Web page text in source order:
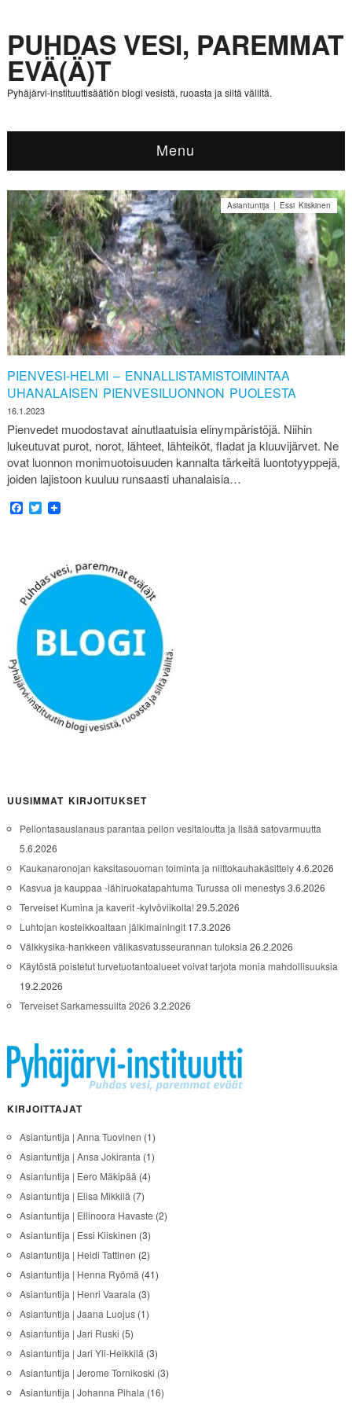
PUHDAS VESI, PAREMMAT
EVÄ(Ä)T
Pyhäjärvi-instituuttisäätiön blogi vesistä, ruoasta ja siltä väliltä.
Menu
PIENVESI-HELMI – ENNALLISTAMISTOIMINTAA
UHANALAISEN PIENVESILUONNON PUOLESTA
16.1.2023
Asiantuntija | Essi Kiiskinen
Pienvedet muodostavat ainutlaatuisia elinympäristöjä. Niihin
lukeutuvat purot, norot, lähteet, lähteiköt, fladat ja kluuvijärvet. Ne
ovat luonnon monimuotoisuuden kannalta tärkeitä luontotyyppejä,
joiden lajistoon kuuluu runsaasti uhanalaisia…
Facebook
Twitter
UUSIMMAT KIRJOITUKSET
Pellontasauslanaus parantaa pellon vesitaloutta ja lisää satovarmuutta
5.6.2026
Kaukanaronojan kaksitasouoman toiminta ja niittokauhakäsittely4.6.2026
Kasvua ja kauppaa -lähiruokatapahtuma Turussa oli menestys3.6.2026
Terveiset Kumina ja kaverit -kylvöviikolta!29.5.2026
Luhtojan kosteikkoaltaan jälkimainingit 17.3.2026
Välkkysika-hankkeen välikasvatusseurannan tuloksia 26.2.2026
Käytöstä poistetut turvetuotantoalueet voivat tarjota monia mahdollisuuksia
19.2.2026
Terveiset Sarkamessuilta 2026 3.2.2026
KIRJOITTAJAT
Asiantuntija | Anna Tuovinen (1)
Asiantuntija | Ansa Jokiranta (1)
Asiantuntija | Eero Mäkipää (4)
Asiantuntija | Elisa Mikkilä (7)
Asiantuntija | Ellinoora Havaste (2)
Asiantuntija | Essi Kiiskinen (3)
Asiantuntija | Heidi Tattinen (2)
Asiantuntija | Henna Ryömä (41)
Asiantuntija | Henri Vaarala (3)
Asiantuntija | Jaana Luojus(1)
Asiantuntija | Jari Ruski (5)
Asiantuntija | Jari Yli-Heikkilä (3)
Asiantuntija | Jerome Tornikoski (3)
Asiantuntija | Johanna Pihala (16)